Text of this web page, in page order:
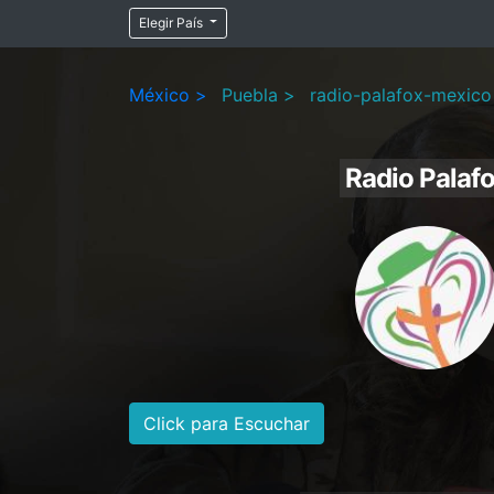
Elegir País
México > Puebla > radio-palafox-mexico
Radio